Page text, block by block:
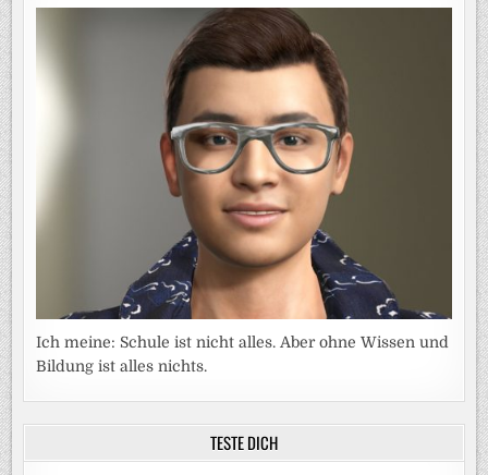
Ich meine: Schule ist nicht alles. Aber ohne Wissen und
Bildung ist alles nichts.
TESTE DICH